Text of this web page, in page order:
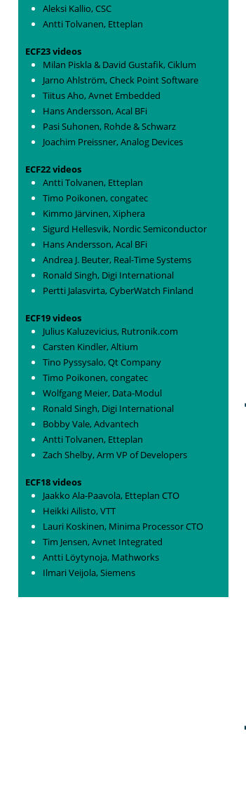
Aleksi Kallio, CSC
Antti Tolvanen, Etteplan
ECF23 videos
Milan Piskla & David Gustafik, Ciklum
Jarno Ahlström, Check Point Software
Tiitus Aho, Avnet Embedded
Hans Andersson, Acal BFi
Pasi Suhonen, Rohde & Schwarz
Joachim Preissner, Analog Devices
ECF22 videos
Antti Tolvanen, Etteplan
Timo Poikonen, congatec
Kimmo Järvinen, Xiphera
Sigurd Hellesvik, Nordic Semiconductor
Hans Andersson, Acal BFi
Andrea J. Beuter, Real-Time Systems
Ronald Singh, Digi International
Pertti Jalasvirta, CyberWatch Finland
ECF19 videos
Julius Kaluzevicius, Rutronik.com
Carsten Kindler, Altium
Tino Pyssysalo, Qt Company
Timo Poikonen, congatec
Wolfgang Meier, Data-Modul
Ronald Singh, Digi International
Bobby Vale, Advantech
Antti Tolvanen, Etteplan
Zach Shelby, Arm VP of Developers
ECF18 videos
Jaakko Ala-Paavola, Etteplan CTO
Heikki Ailisto, VTT
Lauri Koskinen, Minima Processor CTO
Tim Jensen, Avnet Integrated
Antti Löytynoja, Mathworks
Ilmari Veijola, Siemens